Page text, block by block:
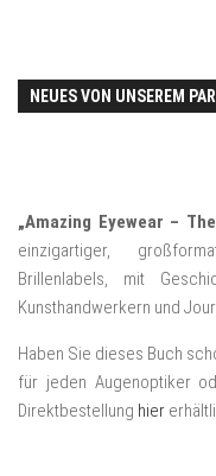
NEUES VON UNSEREM
„Amazing Eyewear –
einzigartiger,
Brillenlabels, mit
Kunsthandwerkern und
Haben Sie dieses Buch
für jeden Augenoptiker
Direktbestellung hier